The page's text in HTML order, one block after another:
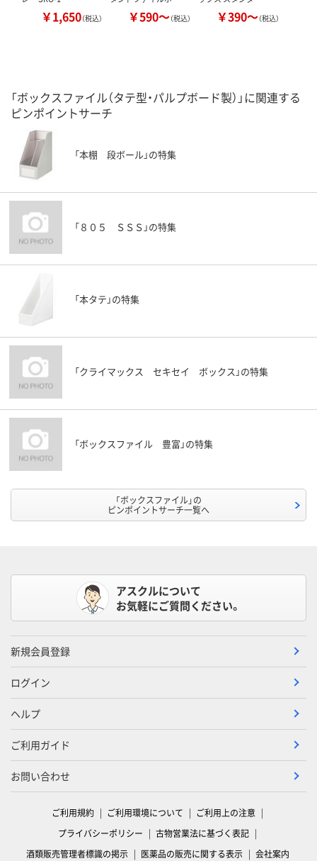
￥1,650（税込） ￥590～（税込） ￥390～（税込）
「ボックスファイル（タテ型・パルプボード製）」に関連する
ピンポイントサーチ
「本棚 段ボール」の特集
「８０５ ＳＳＳ」の特集
「本タテ」の特集
「クライマックス セキセイ ボックス」の特集
「ボックスファイル 豊富」の特集
「ボックスファイル」の
ピンポイントサーチ一覧へ
アスクルについて
お気軽にご質問ください。
新規会員登録
ログイン
ヘルプ
ご利用ガイド
お問い合わせ
ご利用規約 ご利用環境について
ご利用上の注意
プライバシーポリシー
古物営業法に基づく表記
酒類販売管理者標識の掲示
医薬品の販売に関する表示 会社案内